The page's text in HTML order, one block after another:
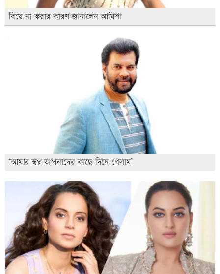
বিয়ে না করার কারণ জানালেন আমিশা
‘আমার স্বপ্ন আপনাদের কাছে দিয়ে গেলাম’